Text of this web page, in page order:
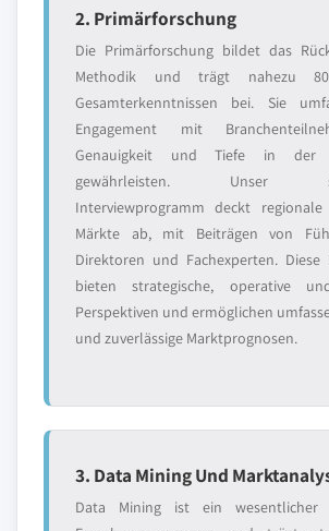
2. Primärforschung
Die Primärforschung bildet das
Methodik und trägt nahezu
Gesamterkenntnissen bei. Sie
Engagement mit
Genauigkeit und Tiefe in der
gewährleisten. Unser
Interviewprogramm deckt
Märkte ab, mit Beiträgen von
Direktoren und Fachexperten. Diese
bieten strategische, operative
Perspektiven und ermöglichen
und zuverlässige Marktprognosen.
3. Data Mining Und
Data Mining ist ein wesentlicher